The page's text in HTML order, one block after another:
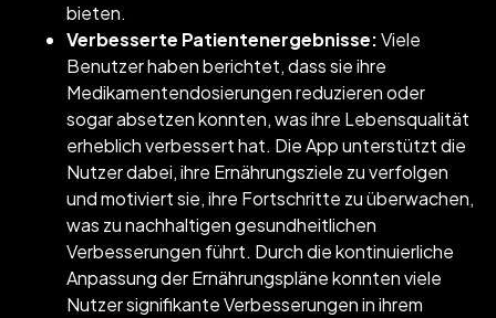
bieten.
Verbesserte Patientenergebnisse:Viele
Benutzer haben berichtet, dass sie ihre
Medikamentendosierungen reduzieren oder
sogar absetzen konnten, was ihre Lebensqualität
erheblich verbessert hat. Die App unterstützt die
Nutzer dabei, ihre Ernährungsziele zu verfolgen
und motiviert sie, ihre Fortschritte zu überwachen,
was zu nachhaltigen gesundheitlichen
Verbesserungen führt. Durch die kontinuierliche
Anpassung der Ernährungspläne konnten viele
Nutzer signifikante Verbesserungen in ihrem